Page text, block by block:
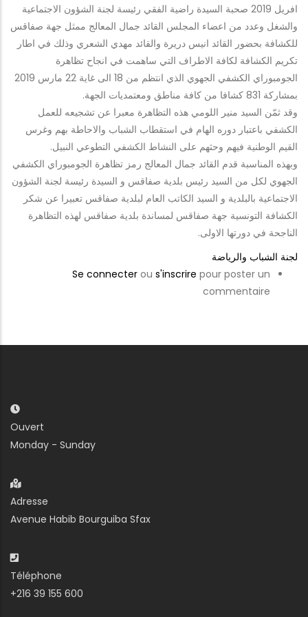
افريل 2019 صحبة السيدة راضية الفقي رئيسة لجنة الشؤون الاجتماعية
والشغل وعدد من اعضاء المجلس القائد جمال المعالج ممثل جهة صفاقس
للكشافة بحضور القائد انيس دريرة والقائد مهدي الشعري وذلك في اطار
تكريم الكشافة لكافة الاطراف التي ساهمت في انجاح تظاهرة
الجومبوراي الكشفي الجهوي الذي انتظم من 18 الى غاية 22 مارس 2019
بمشاركة 831 كشافا من كافة مناطق ومعتمديات الجهة.
وقد ثمّن السيد منير اللومي هذه التظاهرة معبرا عن تشجيعه للعمل
الكشفي باعتبار دوره الهام في استقطاب الشباب والاحاطة بهم وغرس
القيم الوطنية فيهم وحثهم على النشاط الكشفي التطوعي النبيل.
وبهذه المناسبة قدم القائد جمال المعالج رمز تظاهرة الجومبوراي الكشفي
الجهوي لكل من السيد رئيس بلدية صفاقس و السيدة رئيسة لجنة الشؤون
الاجتماعية بالبلدية و السيد الكاتب العام لبلدية صفاقس تعبيرا عن شكر
الكشافة التونسية جهة صفاقس لمساندة بلدية صفاقس لهذه التظاهرة
الناجحة في دورتها الاولى.
لجنة الشباب والرياضة
Se connecter ou s'inscrire pour poster un
commentaire
Ouvert
Monday - Sunday
Adresse
Avenue Habib Bourguiba Sfax
Téléphone
+216 39 155 600